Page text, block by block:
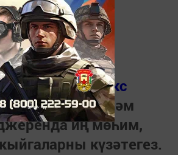
Татарстана в
MАХ:
Яндекс
каналында һәм
иң мөһим,
күзәтегез.